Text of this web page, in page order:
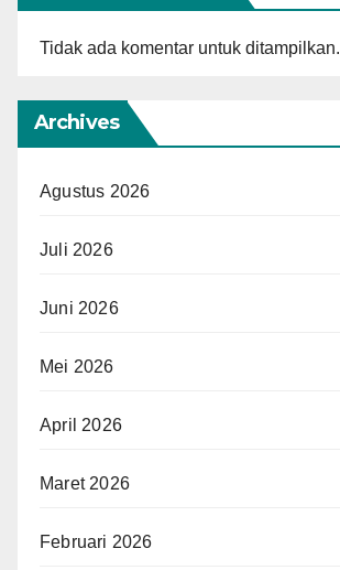
Tidak ada komentar untuk ditampilkan.
Archives
Agustus 2026
Juli 2026
Juni 2026
Mei 2026
April 2026
Maret 2026
Februari 2026